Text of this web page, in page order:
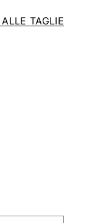
TAGLIE